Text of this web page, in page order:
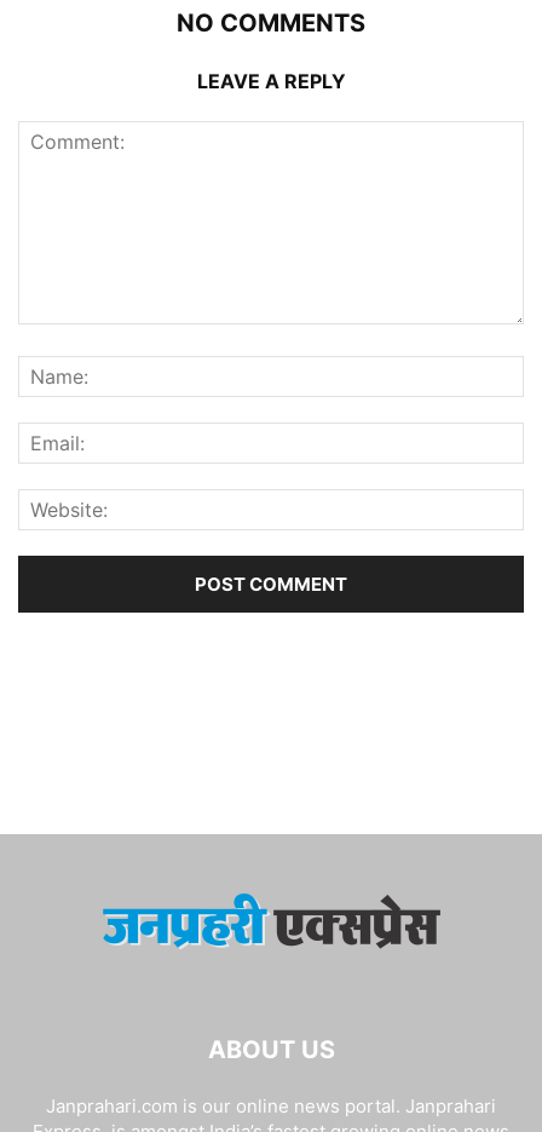
NO COMMENTS
LEAVE A REPLY
ABOUT US
Janprahari.com is our online news portal. Janprahari